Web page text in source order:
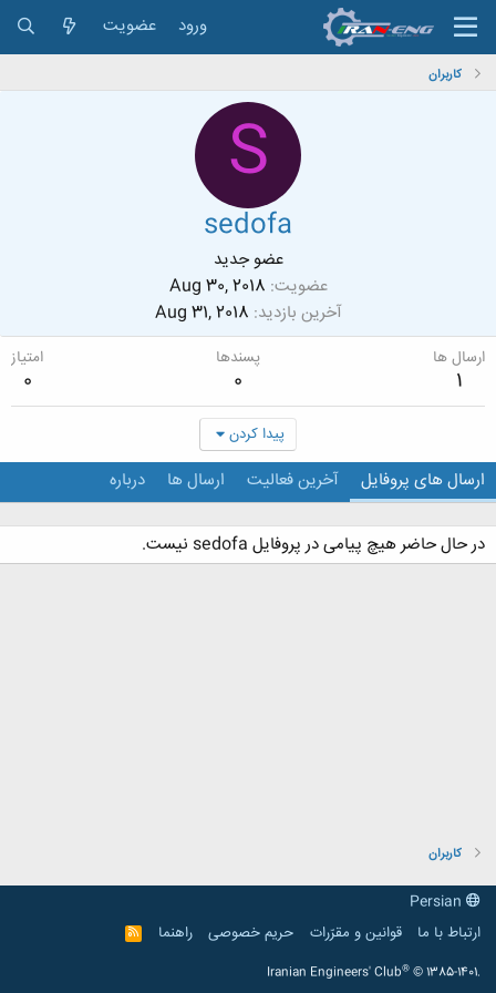
ورود عضویت
کاربران
S
sedofa
عضو جدید
عضویت Aug 30, 2018
آخرین بازدید Aug 31, 2018
ارسال ها
1
پسندها
0
امتیاز
0
پیدا کردن
ارسال های پروفایل آخرین فعالیت ارسال ها درباره
در حال حاضر هیچ پیامی در پروفایل sedofa نیست.
کاربران
ارتباط با ما
قوانین و مقرّرات حریم خصوصی راهنما
R
S
Iranian Engineers' Club® © 1385-1401.